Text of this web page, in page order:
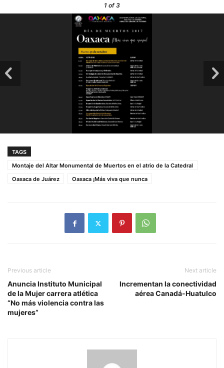
1 of 3
TAGS
Montaje del Altar Monumental de Muertos en el atrio de la Catedral
Oaxaca de Juárez
Oaxaca ¡Más viva que nunca
Previous article
Anuncia Instituto Municipal
de la Mujer carrera atlética
“No más violencia contra las
mujeres”
Next article
Incrementan la conectividad
aérea Canadá-Huatulco